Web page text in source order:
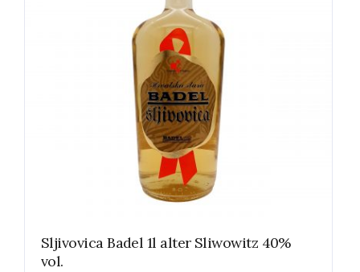
Sljivovica Badel 1l alter Sliwowitz 40%
vol.